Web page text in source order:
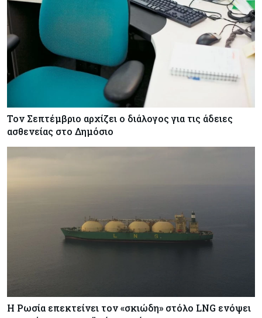
Τον Σεπτέμβριο αρχίζει ο διάλογος για τις άδειες
ασθενείας στο Δημόσιο
Η Ρωσία επεκτείνει τον «σκιώδη» στόλο LNG ενόψει